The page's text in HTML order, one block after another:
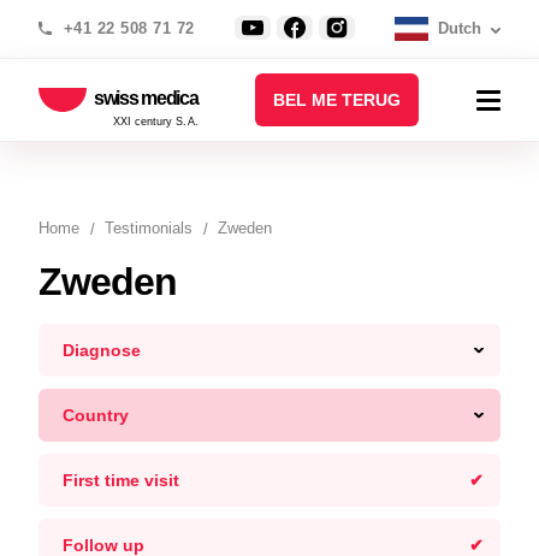
+41 22 508 71 72 Dutch
swiss medica
XXI century S.A.
BEL ME TERUG
Home Testimonials Zweden
Zweden
Diagnose
Country
First time visit
Follow up